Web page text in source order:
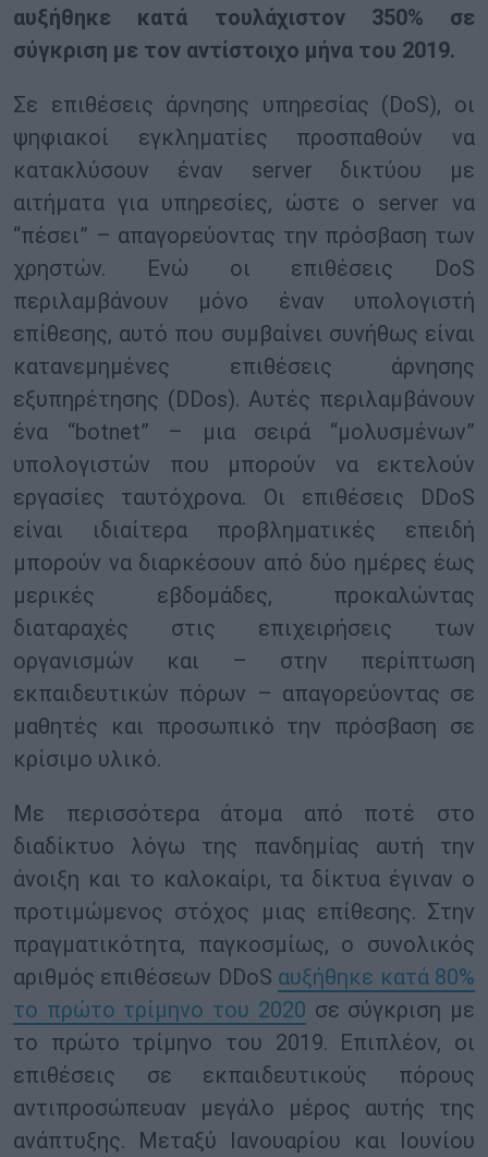
αυξήθηκε κατά τουλάχιστον 350% σε
σύγκριση με τον αντίστοιχο μήνα του 2019.
Σε επιθέσεις άρνησης υπηρεσίας (DoS), οι
ψηφιακοί εγκληματίες προσπαθούν να
κατακλύσουν έναν server δικτύου με
αιτήματα για υπηρεσίες, ώστε ο server να
“πέσει” – απαγορεύοντας την πρόσβαση των
χρηστών. Ενώ οι επιθέσεις DoS
περιλαμβάνουν μόνο έναν υπολογιστή
επίθεσης, αυτό που συμβαίνει συνήθως είναι
κατανεμημένες επιθέσεις άρνησης
εξυπηρέτησης (DDos). Αυτές περιλαμβάνουν
ένα “botnet” – μια σειρά “μολυσμένων”
υπολογιστών που μπορούν να εκτελούν
εργασίες ταυτόχρονα. Οι επιθέσεις DDoS
είναι ιδιαίτερα προβληματικές επειδή
μπορούν να διαρκέσουν από δύο ημέρες έως
μερικές εβδομάδες, προκαλώντας
διαταραχές στις επιχειρήσεις των
οργανισμών και – στην περίπτωση
εκπαιδευτικών πόρων – απαγορεύοντας σε
μαθητές και προσωπικό την πρόσβαση σε
κρίσιμο υλικό.
Με περισσότερα άτομα από ποτέ στο
διαδίκτυο λόγω της πανδημίας αυτή την
άνοιξη και το καλοκαίρι, τα δίκτυα έγιναν ο
προτιμώμενος στόχος μιας επίθεσης. Στην
πραγματικότητα, παγκοσμίως, ο συνολικός
αριθμός επιθέσεων DDoS αυξήθηκε κατά 80%
το πρώτο τρίμηνο του 2020 σε σύγκριση με
το πρώτο τρίμηνο του 2019. Επιπλέον, οι
επιθέσεις σε εκπαιδευτικούς πόρους
αντιπροσώπευαν μεγάλο μέρος αυτής της
ανάπτυξης. Μεταξύ Ιανουαρίου και Ιουνίου